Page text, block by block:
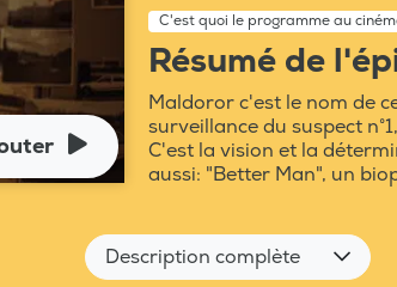
C'est quoi le programme au
Résumé de
Maldoror c'est le nom de
surveillance du suspect
C'est la vision et la
aussi: "Better Man", un
Description complète